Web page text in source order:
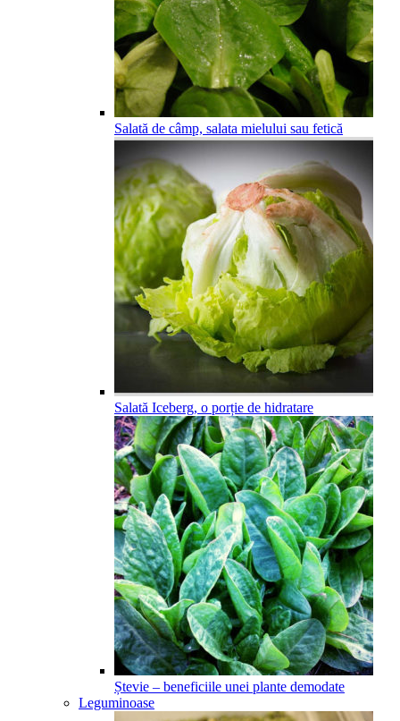
Salată de câmp, salata mielului sau fetică
Salată Iceberg, o porție de hidratare
Ștevie – beneficiile unei plante demodate
Leguminoase